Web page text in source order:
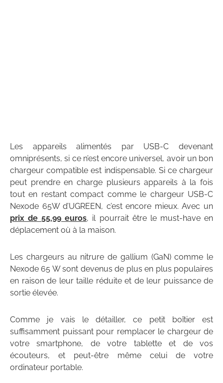
Les appareils alimentés par USB-C devenant
omniprésents, si ce n’est encore universel, avoir un bon
chargeur compatible est indispensable. Si ce chargeur
peut prendre en charge plusieurs appareils à la fois
tout en restant compact comme le chargeur USB-C
Nexode 65W d’UGREEN, c’est encore mieux. Avec un
prix de55,99 euros, il pourrait être le must-have en
déplacement où à la maison.
Les chargeurs au nitrure de gallium (GaN) comme le
Nexode 65 W sont devenus de plus en plus populaires
en raison de leur taille réduite et de leur puissance de
sortie élevée.
Comme je vais le détailler, ce petit boîtier est
suffisamment puissant pour remplacer le chargeur de
votre smartphone, de votre tablette et de vos
écouteurs, et peut-être même celui de votre
ordinateur portable.